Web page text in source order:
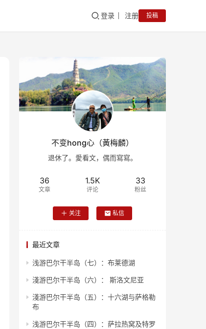
登录 注册 投稿
不变hong心（黃梅麟）
退休了。愛看文，偶而寫寫。
36
文章
1.5K
评论
33
粉丝
关注 私信
最近文章
浅游巴尔干半岛（七）：布莱德湖
淺游巴尔干半岛（六）： 斯洛文尼亚
淺游巴尔干半岛（五）：十六湖与萨格勒
布
浅游巴尔干半岛（四）：萨拉热窝及特罗